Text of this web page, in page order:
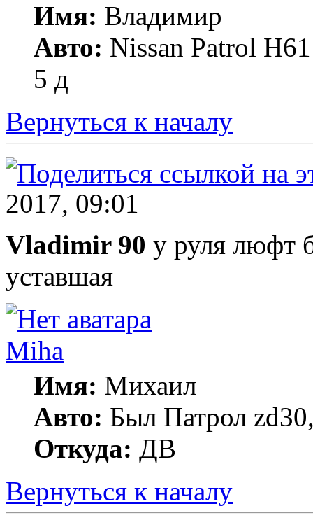
Имя: Владимир
Авто: Nissan Patrol
5 д
Вернуться к началу
2017, 09:01
Vladimir 90 у руля люфт
уставшая
Miha
Имя: Михаил
Авто: Был Патрол
Откуда: ДВ
Вернуться к началу